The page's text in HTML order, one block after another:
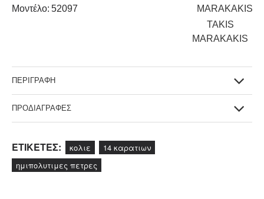
Μοντέλο: 52097
TAKIS
MARAKAKIS
ΠΕΡΙΓΡΑΦΗ
ΠΡΟΔΙΑΓΡΑΦΕΣ
ΕΤΙΚΕΤΕΣ: κολιε
14 καρατιων
ημιπολυτιμες πετρες